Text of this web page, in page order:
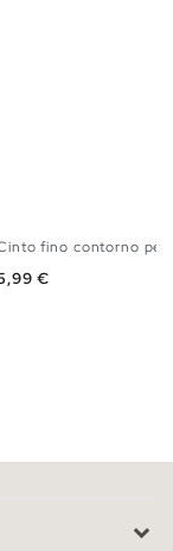
M
fino contorno
€